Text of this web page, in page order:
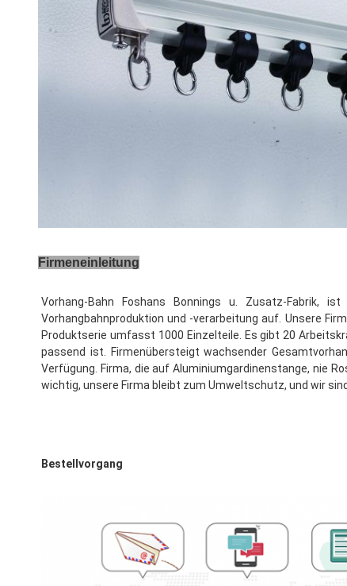
Firmeneinleitung
Vorhang-Bahn Foshans Bonnings u. Zusatz-Fabrik,
Vorhangbahnproduktion und -verarbeitung auf. Unsere
Produktserie umfasst 1000 Einzelteile. Es gibt 20
passend ist. Firmenübersteigt wachsender
Verfügung. Firma, die auf Aluminiumgardinenstange, nie
wichtig, unsere Firma bleibt zum Umweltschutz, und wir
Bestellvorgang